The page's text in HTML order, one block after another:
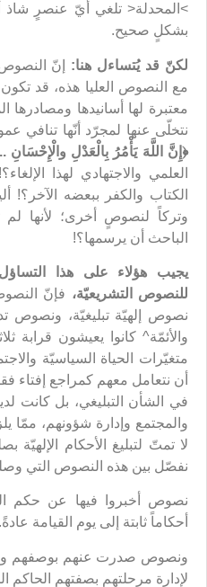
>المحدلة< تلغي أيّ عنصرٍ شاذ
بشكلٍ صحيح.
لكنّ قد يُتساءل هنا: إنّ النصوص
مع النصوص العليا هذه، قد
معتبرة لها أسانيدها
نتخلّى عنها لمجرّد أنّها تنافي
﴿إِنَّ اللَّهَ يَأْمُرُ بِالْعَدْلِ والْإِحْسَانِ ..﴾
العلمي والاجتهادي لهذا
الكتاب والكفر ببعضه
وتركاً لنصوصٍ أخرى؛ لأنها
الباحث أن يرسمها؟!
يجيب هؤلاء على هذا
للنصوص التشريعيّة، فإنّ
نصوص إلهيّة تبليغيّة، ونصوص
والأئمّة^ كانوا يعيشون قرابة
متغيّرات الحياة السياسيّة
أن نتعامل معهم كمراجع
في الشأن التبليغي، بل كانت
والمجتمع وإدارة شؤونهم،
لا تمتّ لتبليغ الأحكام الإلهيّة
نفصّل بين هذه النصوص التي
نصوص أخبروا فيها عن حكم
أحكاماً ثابتة إلى يوم القيامة عادةً.
ونصوص صدرت عنهم بوصفهم ولاةَ
لإدارة مرحلتهم بصفتهم الحاكم